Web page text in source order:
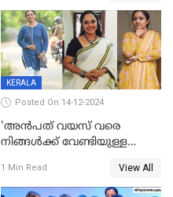
KERALA
Posted On 14-12-2024
'അന്‍പത് വയസ് വരെ
നിങ്ങള്‍ക്ക് വേണ്ടിയുള്ള
കൂട്ട് ആവശ്യമുണ്ട്; കല്യാണം
കഴിക്കാമെന്ന് തോന്നി
1 Min Read View All